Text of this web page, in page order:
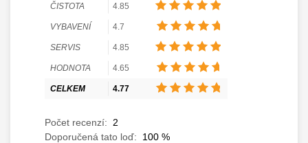
ČISTOTA 4.85
VYBAVENÍ 4.7
SERVIS 4.85
HODNOTA 4.65
CELKEM 4.77
Počet recenzí:
2
Doporučená tato loď:
100 %